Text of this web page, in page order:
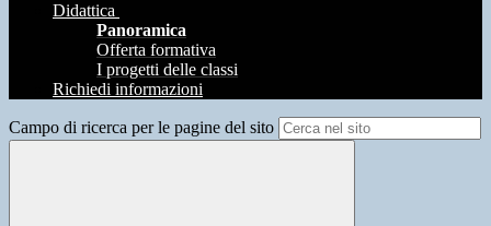
Didattica
Panoramica
Offerta formativa
I progetti delle classi
Richiedi informazioni
Campo di ricerca per le pagine del sito